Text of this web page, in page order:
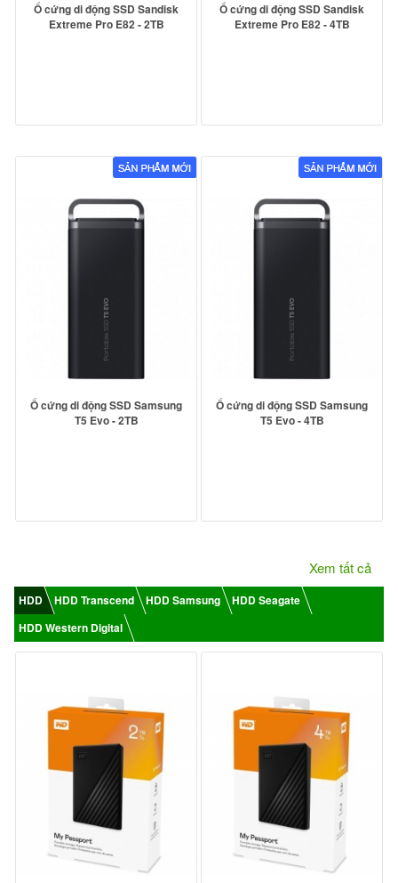
Ổ cứng di động SSD Sandisk
Extreme Pro E82 - 2TB
Ổ cứng di động SSD Sandisk
Extreme Pro E82 - 4TB
Ổ cứng di động SSD Samsung
T5 Evo - 2TB
Ổ cứng di động SSD Samsung
T5 Evo - 4TB
Xem tất cả
HDD HDD Transcend HDD Samsung
HDD Seagate
HDD Western Digital